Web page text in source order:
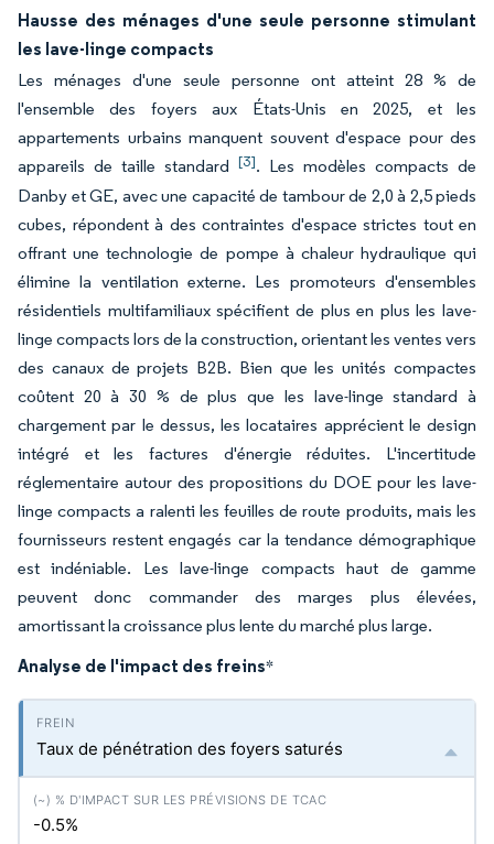
Hausse des ménages d'une seule personne stimulant
les lave-linge compacts
Les ménages d'une seule personne ont atteint 28 % de
l'ensemble des foyers aux États-Unis en 2025, et les
appartements urbains manquent souvent d'espace pour des
appareils de taille standard [3]. Les modèles compacts de
Danby et GE, avec une capacité de tambour de 2,0 à 2,5 pieds
cubes, répondent à des contraintes d'espace strictes tout en
offrant une technologie de pompe à chaleur hydraulique qui
élimine la ventilation externe. Les promoteurs d'ensembles
résidentiels multifamiliaux spécifient de plus en plus les lave-
linge compacts lors de la construction, orientant les ventes vers
des canaux de projets B2B. Bien que les unités compactes
coûtent 20 à 30 % de plus que les lave-linge standard à
chargement par le dessus, les locataires apprécient le design
intégré et les factures d'énergie réduites. L'incertitude
réglementaire autour des propositions du DOE pour les lave-
linge compacts a ralenti les feuilles de route produits, mais les
fournisseurs restent engagés car la tendance démographique
est indéniable. Les lave-linge compacts haut de gamme
peuvent donc commander des marges plus élevées,
amortissant la croissance plus lente du marché plus large.
Analyse de l'impact des freins*
Taux de pénétration des foyers saturés
-0.5%